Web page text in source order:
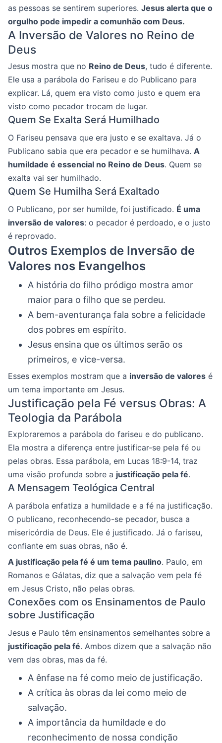
as pessoas se sentirem superiores. Jesus alerta que o
orgulho pode impedir a comunhão com Deus.
A Inversão de Valores no Reino de
Deus
Jesus mostra que no Reino de Deus, tudo é diferente.
Ele usa a parábola do Fariseu e do Publicano para
explicar. Lá, quem era visto como justo e quem era
visto como pecador trocam de lugar.
Quem Se Exalta Será Humilhado
O Fariseu pensava que era justo e se exaltava. Já o
Publicano sabia que era pecador e se humilhava. A
humildade é essencial no Reino de Deus. Quem se
exalta vai ser humilhado.
Quem Se Humilha Será Exaltado
O Publicano, por ser humilde, foi justificado. É uma
inversão de valores: o pecador é perdoado, e o justo
é reprovado.
Outros Exemplos de Inversão de
Valores nos Evangelhos
A história do filho pródigo mostra amor
maior para o filho que se perdeu.
A bem-aventurança fala sobre a felicidade
dos pobres em espírito.
Jesus ensina que os últimos serão os
primeiros, e vice-versa.
Esses exemplos mostram que a inversão de valores é
um tema importante em Jesus.
Justificação pela Fé versus Obras: A
Teologia da Parábola
Exploraremos a parábola do fariseu e do publicano.
Ela mostra a diferença entre justificar-se pela fé ou
pelas obras. Essa parábola, em Lucas 18:9-14, traz
uma visão profunda sobre a justificação pela fé.
A Mensagem Teológica Central
A parábola enfatiza a humildade e a fé na justificação.
O publicano, reconhecendo-se pecador, busca a
misericórdia de Deus. Ele é justificado. Já o fariseu,
confiante em suas obras, não é.
A justificação pela fé é um tema paulino. Paulo, em
Romanos e Gálatas, diz que a salvação vem pela fé
em Jesus Cristo, não pelas obras.
Conexões com os Ensinamentos de Paulo
sobre Justificação
Jesus e Paulo têm ensinamentos semelhantes sobre a
justificação pela fé. Ambos dizem que a salvação não
vem das obras, mas da fé.
A ênfase na fé como meio de justificação.
A crítica às obras da lei como meio de
salvação.
A importância da humildade e do
reconhecimento de nossa condição